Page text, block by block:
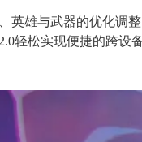
英雄与武器的优化调
轻松实现便捷的跨设